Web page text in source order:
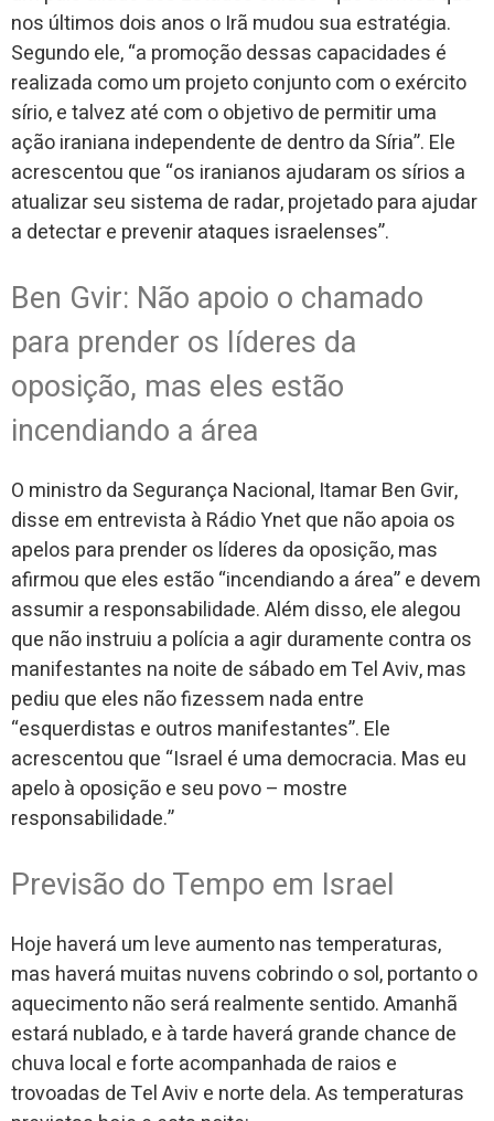
nos últimos dois anos o Irã mudou sua estratégia.
Segundo ele, “a promoção dessas capacidades é
realizada como um projeto conjunto com o exército
sírio, e talvez até com o objetivo de permitir uma
ação iraniana independente de dentro da Síria”. Ele
acrescentou que “os iranianos ajudaram os sírios a
atualizar seu sistema de radar, projetado para ajudar
a detectar e prevenir ataques israelenses”.
Ben Gvir: Não apoio o chamado
para prender os líderes da
oposição, mas eles estão
incendiando a área
O ministro da Segurança Nacional, Itamar Ben Gvir,
disse em entrevista à Rádio Ynet que não apoia os
apelos para prender os líderes da oposição, mas
afirmou que eles estão “incendiando a área” e devem
assumir a responsabilidade. Além disso, ele alegou
que não instruiu a polícia a agir duramente contra os
manifestantes na noite de sábado em Tel Aviv, mas
pediu que eles não fizessem nada entre
“esquerdistas e outros manifestantes”. Ele
acrescentou que “Israel é uma democracia. Mas eu
apelo à oposição e seu povo – mostre
responsabilidade.”
Previsão do Tempo em Israel
Hoje haverá um leve aumento nas temperaturas,
mas haverá muitas nuvens cobrindo o sol, portanto o
aquecimento não será realmente sentido. Amanhã
estará nublado, e à tarde haverá grande chance de
chuva local e forte acompanhada de raios e
trovoadas de Tel Aviv e norte dela. As temperaturas